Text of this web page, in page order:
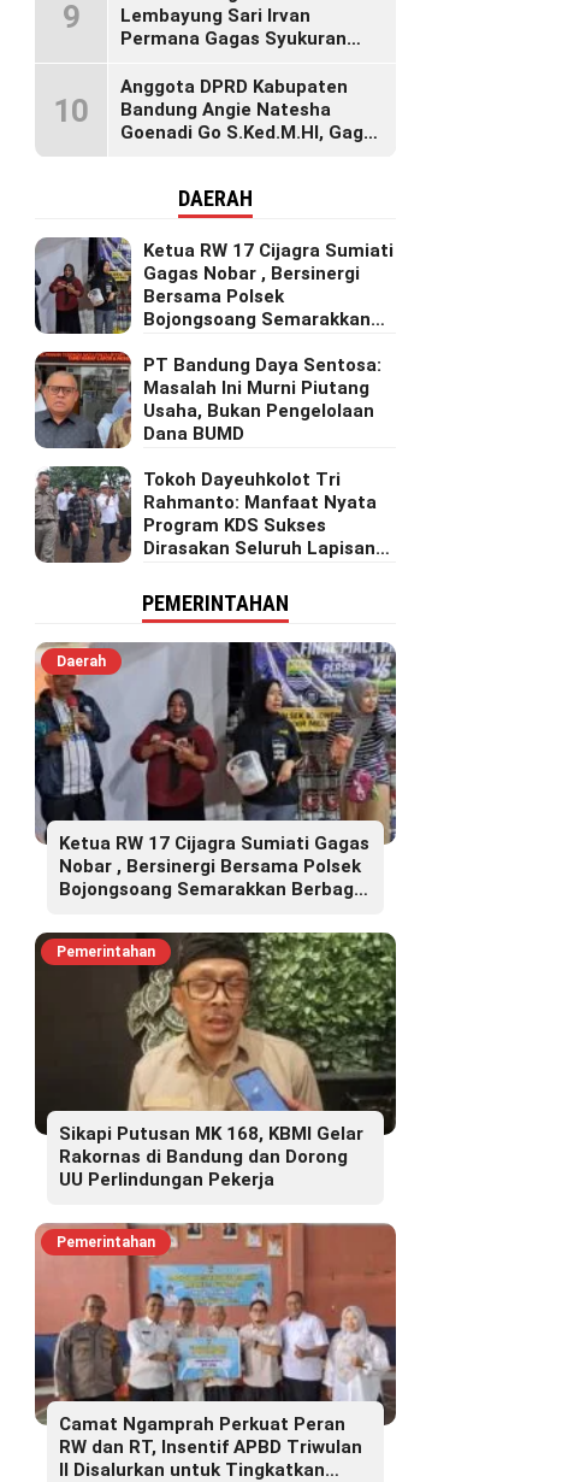
9
Lembayung Sari Irvan
Permana Gagas Syukuran
Bojong Citepus Penuh Dengan
Kebersamaan.
10
Anggota DPRD Kabupaten
Bandung Angie Natesha
Goenadi Go S.Ked.M.HI, Gagas
DAERAH
Ketua RW 17 Cijagra Sumiati
Gagas Nobar , Bersinergi
Bersama Polsek
Bojongsoang Semarakkan
PT Bandung Daya Sentosa:
Masalah Ini Murni Piutang
Usaha, Bukan Pengelolaan
Dana BUMD
Tokoh Dayeuhkolot Tri
Rahmanto: Manfaat Nyata
Program KDS Sukses
Dirasakan Seluruh Lapisan
Pelosok.
PEMERINTAHAN
Daerah
Ketua RW 17 Cijagra Sumiati Gagas
Nobar , Bersinergi Bersama Polsek
Bojongsoang Semarakkan Berbagi
Pemerintahan
Sikapi Putusan MK 168, KBMI Gelar
Rakornas di Bandung dan Dorong
UU Perlindungan Pekerja
Pemerintahan
Camat Ngamprah Perkuat Peran
RW dan RT, Insentif APBD Triwulan
II Disalurkan untuk Tingkatkan